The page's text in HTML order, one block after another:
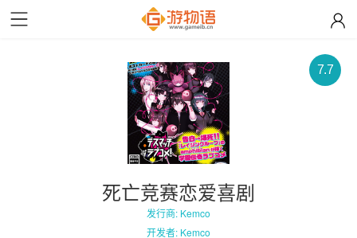
7.7
死亡竞赛恋爱喜剧
发行商: Kemco
开发者: Kemco